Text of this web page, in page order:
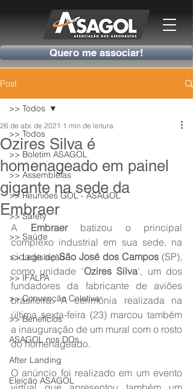
Quero me associar!
Post
>> Todos
>> Boletim ASAGOL
>> Assembleias
>> Reuniões GOL - ASAGOL
>> Safety
>> Saúde
>> Legislação
>> IFALPA
>> Convenção Coletiva
>> Benefícios
ASAGOL nos DOs
After Landing
Eleição ASAGOL
>> Todos
Ozires Silva é
homenageado em painel
gigante na sede da
Embraer
26 de abr. de 2021 1 min de leitura
A Embraer batizou o principal
complexo industrial em sua sede, na
cidade de São José dos Campos (SP),
como unidade 'Ozires Silva', um dos
fundadores da fabricante de aviões
brasileira. A cerimônia realizada na
última sexta-feira (23) marcou também
a inauguração de um mural com o rosto
do homenageado.
O anúncio foi realizado em um evento